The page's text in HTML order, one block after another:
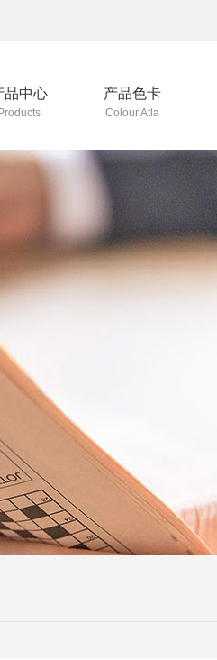
品中心
Products
产品色卡
Colour Atla